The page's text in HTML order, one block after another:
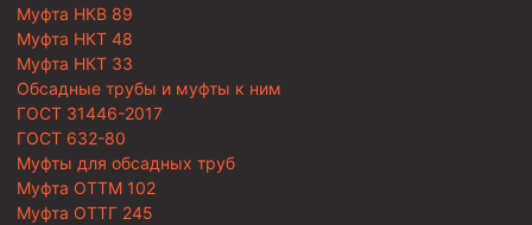
Муфта НКВ 89
Муфта НКТ 48
Муфта НКТ 33
Обсадные трубы и муфты к ним
ГОСТ 31446-2017
ГОСТ 632-80
Муфты для обсадных труб
Муфта ОТТМ 102
Муфта ОТТГ 245